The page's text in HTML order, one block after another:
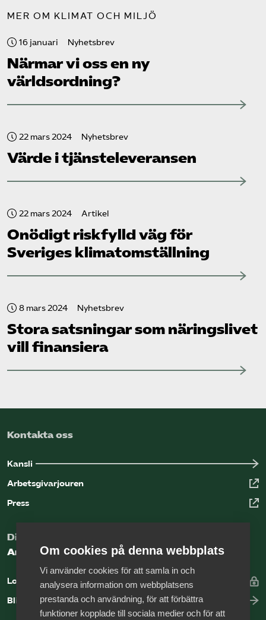
MER OM KLIMAT OCH MILJÖ
16 januari Nyhetsbrev
Närmar vi oss en ny
världsordning?
22 mars 2024 Nyhetsbrev
Värde i tjänsteleveransen
22 mars 2024 Artikel
Onödigt riskfylld väg för
Sveriges klimatomställning
8 mars 2024 Nyhetsbrev
Stora satsningar som näringslivet
vill finansiera
Kontakta oss
Kansli
Arbetsgivarjouren
Press
Digital kunskapsbank för arbetsgivare
Arbetsgivarguiden
Logga in
Bli medlem
Om cookies på denna webbplats
Vi använder cookies för att samla in och
analysera information om webbplatsens
prestanda och användning, för att förbättra
funktioner kopplade till sociala medier och för att